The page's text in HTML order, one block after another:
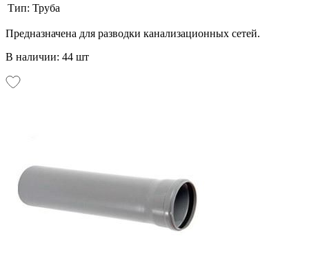
Тип: Труба
Предназначена для разводки канализационных сетей.
В наличии: 44 шт